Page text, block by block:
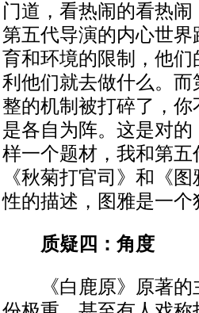
门道，看热闹的看热闹
第五代导演的内心世
育和环境的限制，他
利他们就去做什么。
整的机制被打碎了，
是各自为阵。这是对
样一个题材，我和第
《秋菊打官司》和《
性的描述，图雅是一
质疑四：角度
《白鹿原》原著的